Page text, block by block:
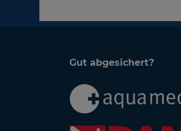
Gut abgesichert?